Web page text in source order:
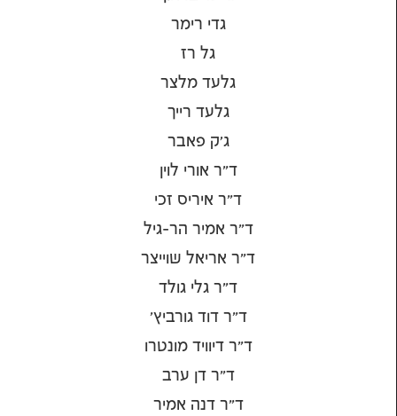
גדי רימר
גל רז
גלעד מלצר
גלעד רייך
ג׳ק פאבר
ד"ר אורי לוין
ד"ר איריס זכי
ד"ר אמיר הר-גיל
ד"ר אריאל שוייצר
ד"ר גלי גולד
ד"ר דוד גורביץ'
ד"ר דיוויד מונטרו
ד"ר דן ערב
ד"ר דנה אמיר